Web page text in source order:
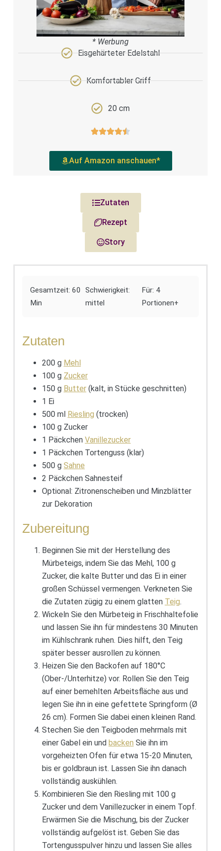
* Werbung
Eisgehärteter Edelstahl
Komfortabler Griff
20 cm
Auf Amazon anschauen*
Zutaten
Rezept
Story
Gesamtzeit: 60
Min
Schwierigkeit:
mittel
Für: 4
Portionen+
Zutaten
200 g Mehl
100 g Zucker
150 g Butter(kalt, in Stücke geschnitten)
1 Ei
500 ml Riesling (trocken)
100 g Zucker
1 Päckchen Vanillezucker
1 Päckchen Tortenguss (klar)
500 g Sahne
2 Päckchen Sahnesteif
Optional: Zitronenscheiben und Minzblätter
zur Dekoration
Zubereitung
Beginnen Sie mit der Herstellung des
Mürbeteigs, indem Sie das Mehl, 100 g
Zucker, die kalte Butter und das Ei in einer
großen Schüssel vermengen. Verkneten Sie
die Zutaten zügig zu einem glatten Teig.
Wickeln Sie den Mürbeteig in Frischhaltefolie
und lassen Sie ihn für mindestens 30 Minuten
im Kühlschrank ruhen. Dies hilft, den Teig
später besser ausrollen zu können.
Heizen Sie den Backofen auf 180°C
(Ober-/Unterhitze) vor. Rollen Sie den Teig
auf einer bemehlten Arbeitsfläche aus und
legen Sie ihn in eine gefettete Springform (Ø
26 cm). Formen Sie dabei einen kleinen Rand.
Stechen Sie den Teigboden mehrmals mit
einer Gabel ein und backen Sie ihn im
vorgeheizten Ofen für etwa 15-20 Minuten,
bis er goldbraun ist. Lassen Sie ihn danach
vollständig auskühlen.
Kombinieren Sie den Riesling mit 100 g
Zucker und dem Vanillezucker in einem Topf.
Erwärmen Sie die Mischung, bis der Zucker
vollständig aufgelöst ist. Geben Sie das
Tortengusspulver hinzu und lassen Sie alles